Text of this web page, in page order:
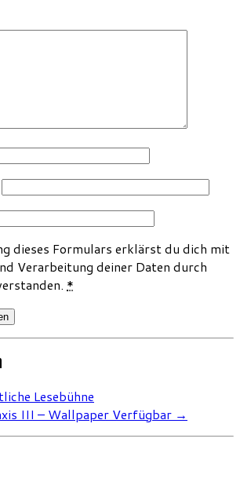
dieses Formulars erklärst du dich mit
Verarbeitung deiner Daten durch
*
Lesebühne
III – Wallpaper Verfügbar →